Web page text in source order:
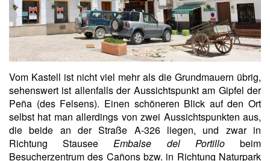
Vom Kastell ist nicht viel mehr als die Grundmauern übrig,
sehenswert ist allenfalls der Aussichtspunkt am Gipfel der
Peña (des Felsens). Einen schöneren Blick auf den Ort
selbst hat man allerdings von zwei Aussichtspunkten aus,
die beide an der Straße A-326 liegen, und zwar in
Richtung StauseeEmbalse del Portillobeim
Besucherzentrum des Cañons bzw. in Richtung Naturpark